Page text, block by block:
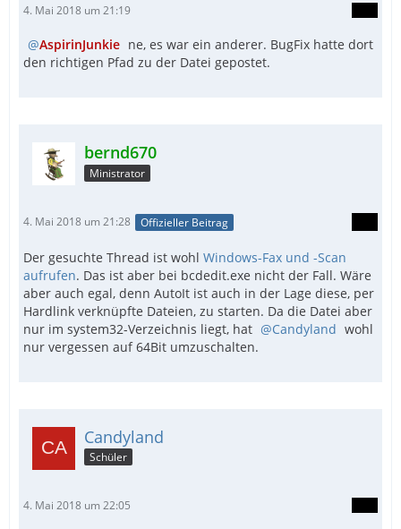
4. Mai 2018 um 21:19
AspirinJunkie ne, es war ein anderer. BugFix hatte dort
den richtigen Pfad zu der Datei gepostet.
bernd670
Ministrator
4. Mai 2018 um 21:28 Offizieller Beitrag
Der gesuchte Thread ist wohl Windows-Fax und -Scan
aufrufen. Das ist aber bei bcdedit.exe nicht der Fall. Wäre
aber auch egal, denn AutoIt ist auch in der Lage diese, per
Hardlink verknüpfte Dateien, zu starten. Da die Datei aber
nur im system32-Verzeichnis liegt, hat
Candyland wohl
nur vergessen auf 64Bit umzuschalten.
Candyland
Schüler
4. Mai 2018 um 22:05